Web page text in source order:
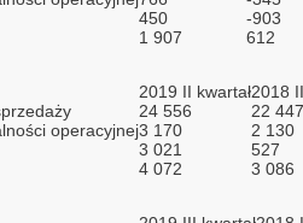
450
-903
1 907 612
2019 II kwartał2018
24 556
22 447
operacyjnej3 170
2 130
3 021
527
4 072 3 086